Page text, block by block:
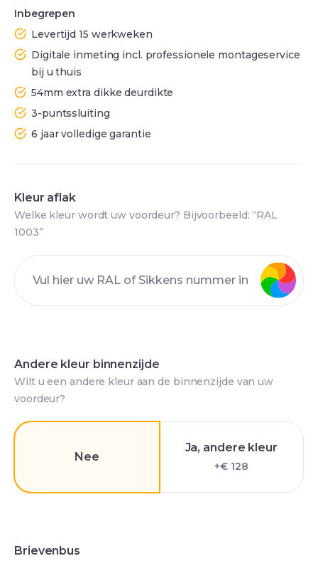
was:
€ 4.651.
is:
€ 4.273.
Inbegrepen
Levertijd 15 werkweken
Digitale inmeting incl. professionele montageservice
bij u thuis
54mm extra dikke deurdikte
3-puntssluiting
6 jaar volledige garantie
Kleur aflak
Welke kleur wordt uw voordeur? Bijvoorbeeld: “RAL
1003”
Andere kleur binnenzijde
Wilt u een andere kleur aan de binnenzijde van uw
voordeur?
Nee
Ja, andere kleur
+€ 128
Brievenbus